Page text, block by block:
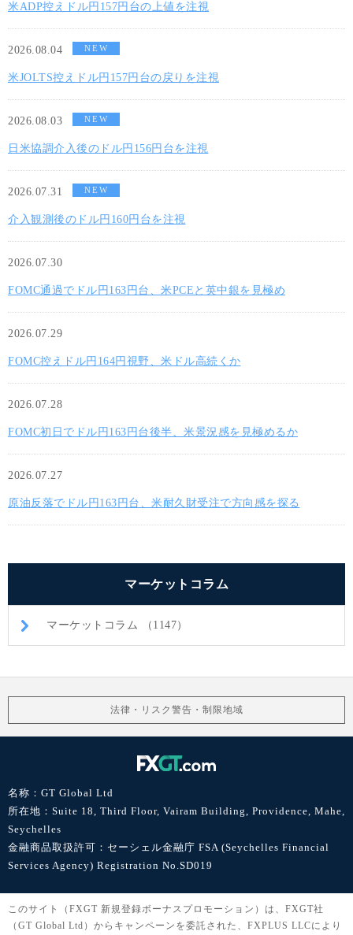
米ADP控えドル円157円台の上値を注視
2026.08.04 NEW
米JOLTS控えドル円157円台の戻りを注視
2026.08.03 NEW
日米協調介入後のドル円156円台を注視
2026.07.31 NEW
介入観測後のドル円160円台を注視
2026.07.30
FOMC通過でドル円163円台、米PCEと英中銀を見極め
2026.07.29
FOMC控えドル円164円視野、米ドル高続くか
2026.07.28
FOMC初日でドル円163円台後半、米景況感を見極めるか
2026.07.27
原油反落でドル円163円台、米耐久財受注で方向感を探る
マーケットコラム
マーケットコラム （1147）
法律・リスク警告・制限地域
名称：GT Global Ltd
所在地：Suite 18, Third Floor, Vairam Building, Providence, Mahe,
Seychelles
金融商品取扱許可：セーシェル金融庁 FSA (Seychelles Financial
Services Agency) Registration No.SD019
このサイト（FXGT 新規登録ボーナスプロモーション）は、FXGT社
（GT Global Ltd）からキャンペーンを委託された、FXPLUS LLCにより